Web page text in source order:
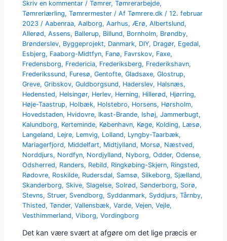
Skriv en kommentar /Tømrer,Tømrerarbejde,
Tømrerlærling,Tømrermester / AfTømrere.dk /12. februar
2023 /Aabenraa,Aalborg,Aarhus, Ærø,Albertslund,
Allerød,Assens, Ballerup, Billund, Bornholm, Brøndby,
Brønderslev, Byggeprojekt, Danmark, DIY, Dragør, Egedal,
Esbjerg, Faaborg-Midtfyn, Fanø, Favrskov, Faxe,
Fredensborg, Fredericia, Frederiksberg, Frederikshavn,
Frederikssund, Furesø,Gentofte,Gladsaxe,Glostrup,
Greve,Gribskov,Guldborgsund, Haderslev, Halsnæs,
Hedensted, Helsingør, Herlev, Herning, Hillerød, Hjørring,
Høje-Taastrup, Holbæk, Holstebro, Horsens, Hørsholm,
Hovedstaden, Hvidovre, Ikast-Brande, Ishøj,Jammerbugt,
Kalundborg, Kerteminde, København, Køge, Kolding, Læsø,
Langeland, Lejre, Lemvig, Lolland, Lyngby-Taarbæk,
Mariagerfjord, Middelfart, Midtjylland, Morsø, Næstved,
Norddjurs, Nordfyn, Nordjylland, Nyborg,Odder,Odense,
Odsherred, Randers, Rebild, Ringkøbing-Skjern, Ringsted,
Rødovre, Roskilde, Rudersdal, Samsø, Silkeborg, Sjælland,
Skanderborg, Skive, Slagelse, Solrød, Sønderborg, Sorø,
Stevns, Struer, Svendborg, Syddanmark, Syddjurs,Tårnby,
Thisted,Tønder,Vallensbæk,Varde,Vejen,Vejle,
Vesthimmerland,Viborg,Vordingborg
Det kan være svært at afgøre om det lige præcis er